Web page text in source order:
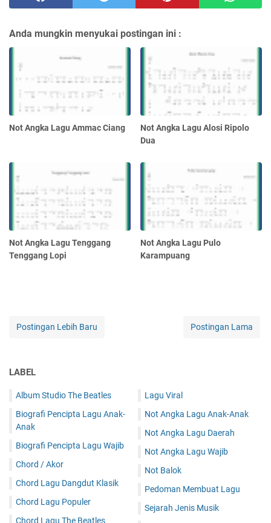
Anda mungkin menyukai postingan ini :
Not Angka Lagu Ammac Ciang
Not Angka Lagu Alosi Ripolo
Dua
Not Angka Lagu Tenggang
Tenggang Lopi
Not Angka Lagu Pulo
Karampuang
Postingan Lebih Baru Postingan Lama
LABEL
Album Studio The Beatles
Biografi Pencipta Lagu Anak-
Anak
Biografi Pencipta Lagu Wajib
Chord / Akor
Chord Lagu Dangdut Klasik
Chord Lagu Populer
Chord Lagu The Beatles
Lagu Viral
Not Angka Lagu Anak-Anak
Not Angka Lagu Daerah
Not Angka Lagu Wajib
Not Balok
Pedoman Membuat Lagu
Sejarah Jenis Musik